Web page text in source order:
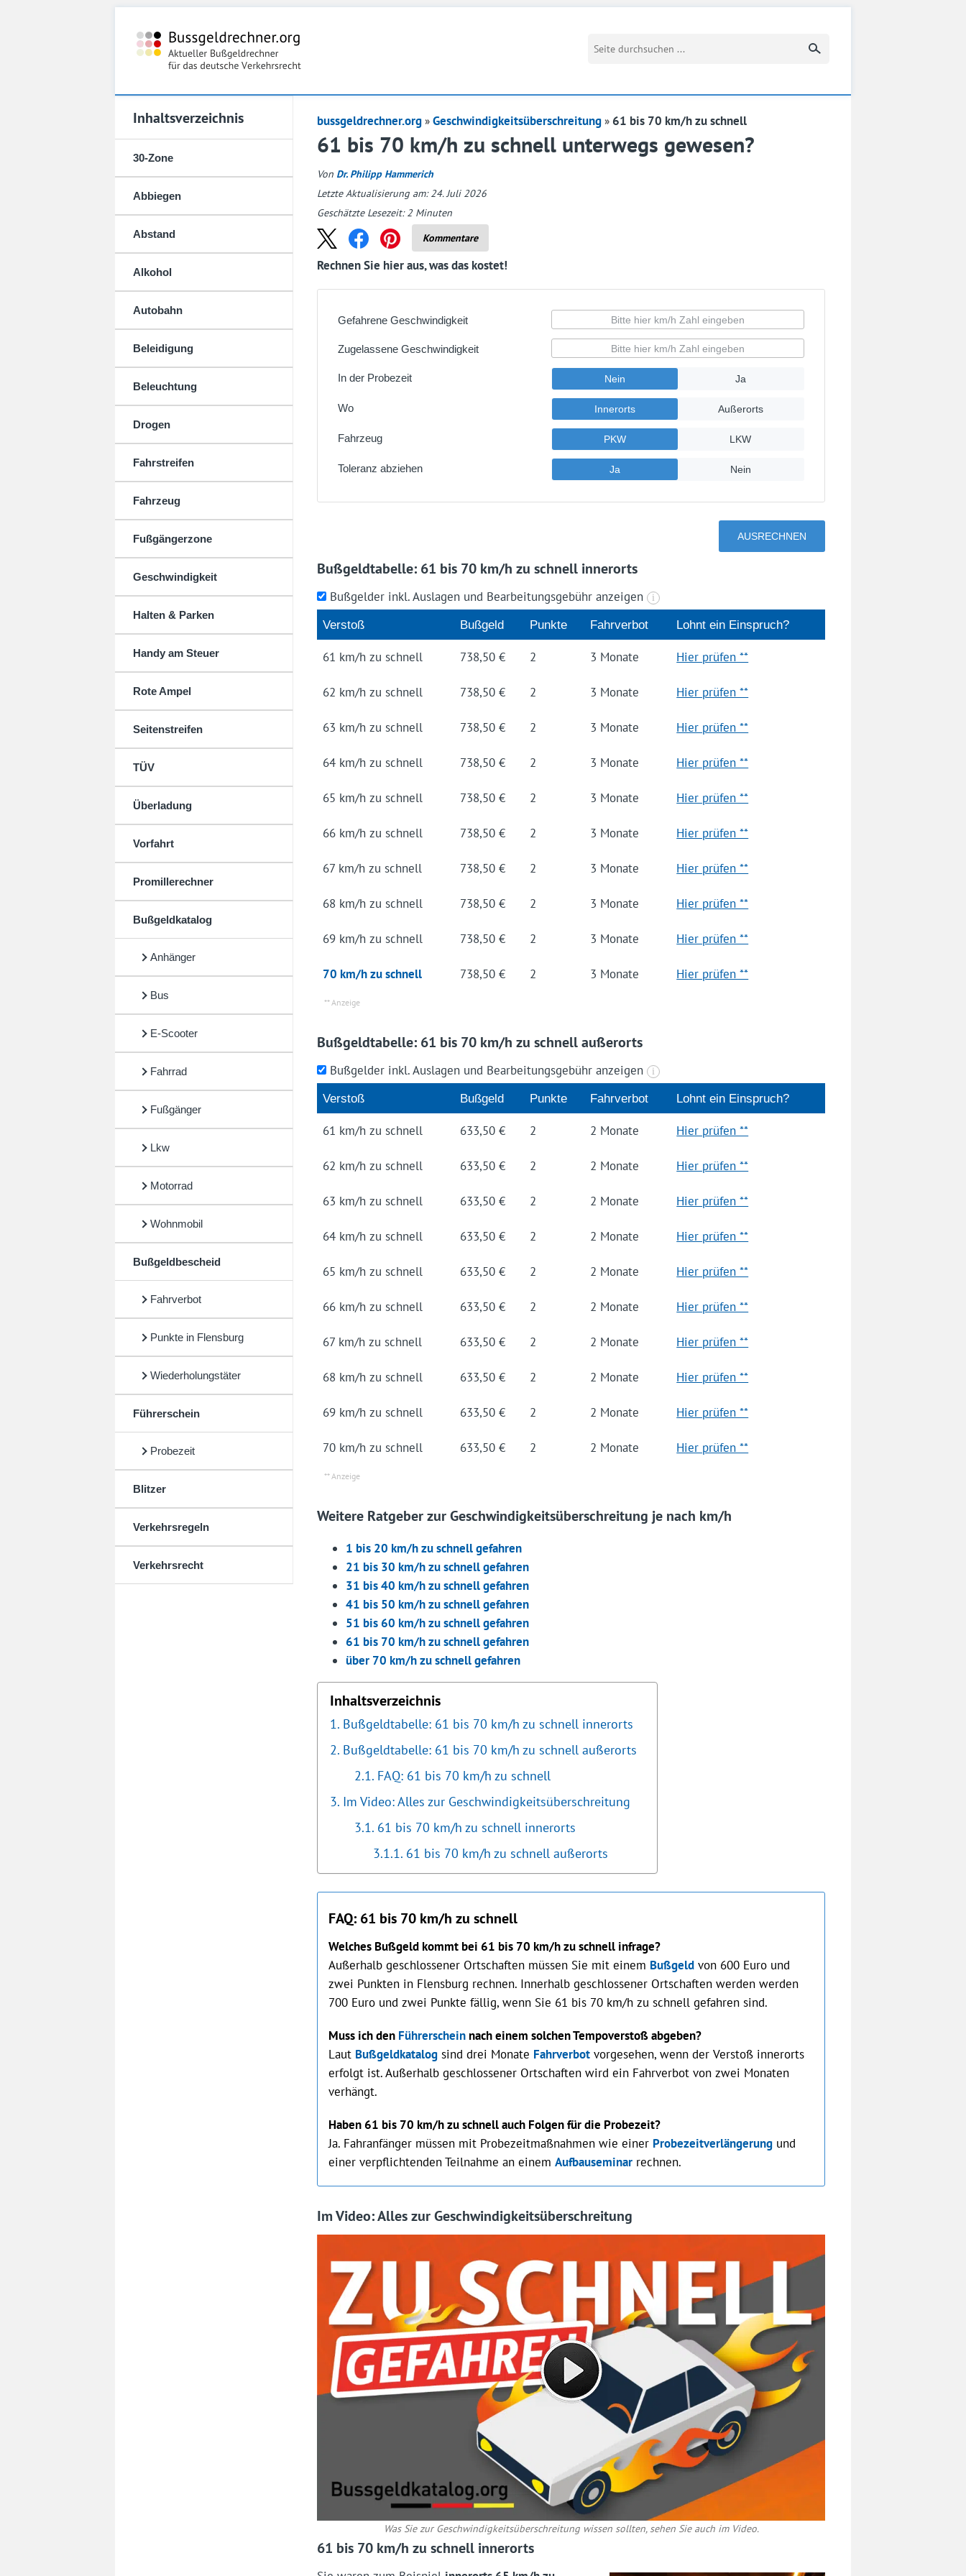
Suchbegriff eingeben
Inhaltsverzeichnis
30-Zone
Abbiegen
Abstand
Alkohol
Autobahn
Beleidigung
Beleuchtung
Drogen
Fahrstreifen
Fahrzeug
Fußgängerzone
Geschwindigkeit
Halten & Parken
Handy am Steuer
Rote Ampel
Seitenstreifen
TÜV
Überladung
Vorfahrt
Promillerechner
Bußgeldkatalog
Anhänger
Bus
E-Scooter
Fahrrad
Fußgänger
Lkw
Motorrad
Wohnmobil
Bußgeldbescheid
Fahrverbot
Punkte in Flensburg
Wiederholungstäter
Führerschein
Probezeit
Blitzer
Verkehrsregeln
Verkehrsrecht
bussgeldrechner.org Geschwindigkeitsüberschreitung 61 bis 70 km/h zu schnell
61 bis 70 km/h zu schnell unterwegs gewesen?
Von Dr. Philipp Hammerich
Letzte Aktualisierung am: 24. Juli 2026
Geschätzte Lesezeit:2 Minuten
Kommentare
Rechnen Sie hier aus, was das kostet!
Bußgeldtabelle: 61 bis 70 km/h zu schnell innerorts
Bußgelder inkl. Auslagen und Bearbeitungsgebühr anzeigen i
Verstoß Buß­geld Punkte Fahr­verbot Lohnt ein Einspruch?
61 km/h zu schnell 738,50 € 2 3 Mo­nate Hier prüfen **
62 km/h zu schnell 738,50 € 2 3 Mo­nate Hier prüfen **
63 km/h zu schnell 738,50 € 2 3 Mo­nate Hier prüfen **
64 km/h zu schnell 738,50 € 2 3 Mo­nate Hier prüfen **
65 km/h zu schnell 738,50 € 2 3 Mo­nate Hier prüfen **
66 km/h zu schnell 738,50 € 2 3 Mo­nate Hier prüfen **
67 km/h zu schnell 738,50 € 2 3 Mo­nate Hier prüfen **
68 km/h zu schnell 738,50 € 2 3 Mo­nate Hier prüfen **
69 km/h zu schnell 738,50 € 2 3 Mo­nate Hier prüfen **
70 km/h zu schnell 738,50 € 2 3 Mo­nate Hier prüfen **
Bußgeldtabelle: 61 bis 70 km/h zu schnell außerorts
Bußgelder inkl. Auslagen und Bearbeitungsgebühr anzeigen i
Verstoß Buß­geld Punkte Fahr­verbot Lohnt ein Einspruch?
61 km/h zu schnell 633,50 € 2 2 Mo­nate Hier prüfen **
62 km/h zu schnell 633,50 € 2 2 Mo­nate Hier prüfen **
63 km/h zu schnell 633,50 € 2 2 Mo­nate Hier prüfen **
64 km/h zu schnell 633,50 € 2 2 Mo­nate Hier prüfen **
65 km/h zu schnell 633,50 € 2 2 Mo­nate Hier prüfen **
66 km/h zu schnell 633,50 € 2 2 Mo­nate Hier prüfen **
67 km/h zu schnell 633,50 € 2 2 Mo­nate Hier prüfen **
68 km/h zu schnell 633,50 € 2 2 Mo­nate Hier prüfen **
69 km/h zu schnell 633,50 € 2 2 Mo­nate Hier prüfen **
70 km/h zu schnell 633,50 € 2 2 Mo­nate Hier prüfen **
Weitere Ratgeber zur Geschwindigkeitsüberschreitung je nach km/h
1 bis 20 km/h zu schnell gefahren
21 bis 30 km/h zu schnell gefahren
31 bis 40 km/h zu schnell gefahren
41 bis 50 km/h zu schnell gefahren
51 bis 60 km/h zu schnell gefahren
61 bis 70 km/h zu schnell gefahren
über 70 km/h zu schnell gefahren
Inhaltsverzeichnis
Bußgeldtabelle: 61 bis 70 km/h zu schnell innerorts
Bußgeldtabelle: 61 bis 70 km/h zu schnell außerorts
FAQ: 61 bis 70 km/h zu schnell
Im Video: Alles zur Geschwindigkeitsüberschreitung
61 bis 70 km/h zu schnell innerorts
61 bis 70 km/h zu schnell außerorts
FAQ: 61 bis 70 km/h zu schnell
Welches Buß‌geld kommt bei 61 bis 70 km/h zu schnell infrage?
Außerhalb geschlossener Ortschaften müssen Sie mit einem Bußgeldvon 600 Euro und
zwei Punkten in Flensburg rechnen. Innerhalb geschlossener Ortschaften werden werden
700 Euro und zwei Punkte fällig, wenn Sie 61 bis 70 km/h zu schnell gefahren sind.
Muss ich den Führerscheinnach einem solchen Tempoverstoß abgeben?
Laut Bußgeldkatalogsind drei Monate Fahrverbotvorgesehen, wenn der Verstoß innerorts
erfolgt ist. Außerhalb geschlossener Ortschaften wird ein Fahrverbot von zwei Monaten
verhängt.
Haben 61 bis 70 km/h zu schnell auch Folgen für die Probezeit?
Ja. Fahranfänger müssen mit Probezeitmaßnahmen wie einer Probezeitverlängerungund
einer verpflichtenden Teilnahme an einem Aufbauseminarrechnen.
Im Video: Alles zur Geschwindigkeitsüberschreitung
Was Sie zur Geschwindigkeitsüberschreitung wissen sollten, sehen Sie auch im Video.
61 bis 70 km/h zu schnell innerorts